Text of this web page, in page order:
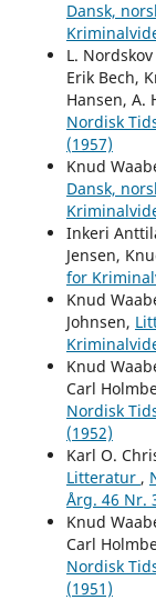
Dansk,
L.
Erik Bech,
Hansen, A.
Nordisk
(1957)
Knud
Dansk,
Inkeri
Jensen,
for
Knud
Johnsen,
Knud
Carl
Nordisk
(1952)
Karl O.
Litteratur ,
Årg. 46 Nr.
Knud
Carl
Nordisk
(1951)